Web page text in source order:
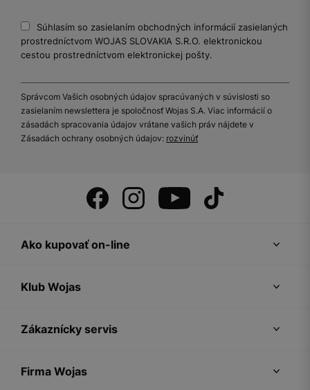
Súhlasím so zasielaním obchodných informácií zasielaných
prostredníctvom WOJAS SLOVAKIA S.R.O. elektronickou
cestou prostredníctvom elektronickej pošty.
Správcom Vašich osobných údajov spracúvaných v súvislosti so
zasielaním newslettera je spoločnosť Wojas S.A. Viac informácií o
zásadách spracovania údajov vrátane vašich práv nájdete v
Zásadách ochrany osobných údajov: rozvinúť
Ako kupovať on-line
Klub Wojas
Zákaznícky servis
Firma Wojas